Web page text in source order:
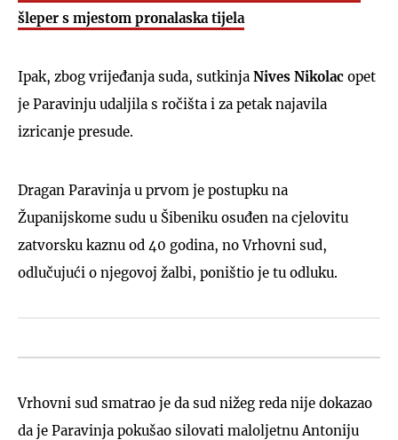
šleper s mjestom pronalaska tijela
Ipak, zbog vrijeđanja suda, sutkinja Nives Nikolac opet
je Paravinju udaljila s ročišta i za petak najavila
izricanje presude.
Dragan Paravinja u prvom je postupku na
Županijskome sudu u Šibeniku osuđen na cjelovitu
zatvorsku kaznu od 40 godina, no Vrhovni sud,
odlučujući o njegovoj žalbi, poništio je tu odluku.
Vrhovni sud smatrao je da sud nižeg reda nije dokazao
da je Paravinja pokušao silovati maloljetnu Antoniju